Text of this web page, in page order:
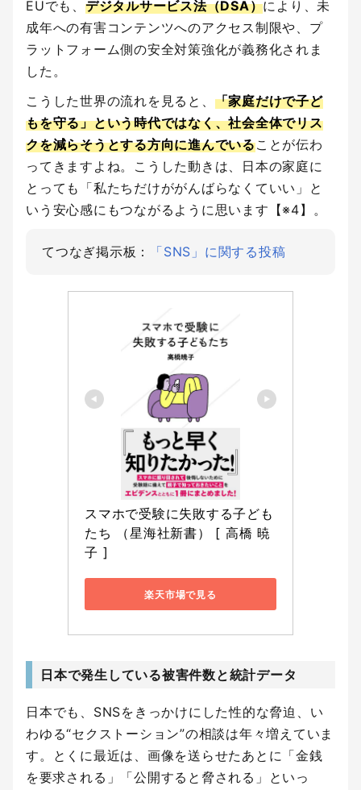
EUでも、 デジタルサービス法（DSA）により、未
成年への有害コンテンツへのアクセス制限や、プ
ラットフォーム側の安全対策強化が義務化されま
した。
こうした世界の流れを見ると、 「家庭だけで子ど
もを守る」という時代ではなく、社会全体でリス
クを減らそうとする方向に進んでいることが伝わ
ってきますよね。こうした動きは、日本の家庭に
とっても「私たちだけががんばらなくていい」と
いう安心感にもつながるように思います【※4】。
てつなぎ掲示板： 「SNS」に関する投稿
スマホで受験に失敗する子ども
たち （星海社新書） [ 高橋 暁
子 ]
楽天市場で見る
日本で発生している被害件数と統計データ
日本でも、SNSをきっかけにした性的な脅迫、い
わゆる“セクストーション”の相談は年々増えていま
す。とくに最近は、画像を送らせたあとに「金銭
を要求される」「公開すると脅される」といっ